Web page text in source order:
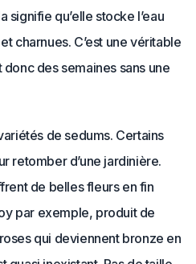
signifie qu’elle stocke l’eau
charnues. C’est une véritable
des semaines sans une
de sedums. Certains
retomber d’une jardinière.
de belles fleurs en fin
par exemple, produit de
qui deviennent bronze en